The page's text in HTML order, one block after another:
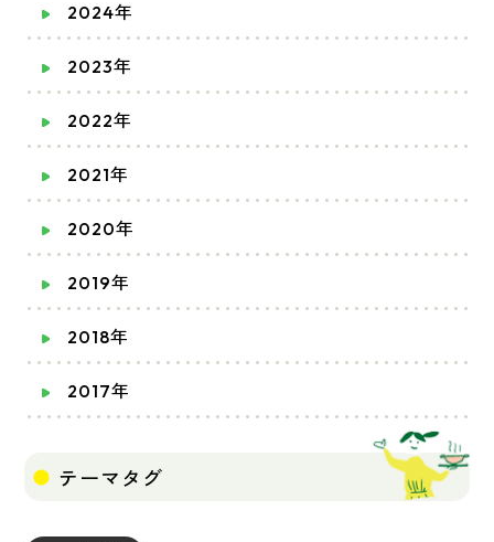
2024年
2023年
2022年
2021年
2020年
2019年
2018年
2017年
テーマタグ